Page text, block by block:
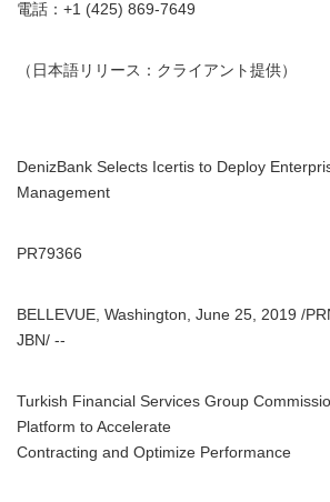
電話：+1 (425) 869-7649
（日本語リリース：クライアント提供）
DenizBank Selects Icertis to Deploy
Management
PR79366
BELLEVUE, Washington, June 25, 2019 /
JBN/ --
Turkish Financial Services Group
Platform to Accelerate
Contracting and Optimize Performance